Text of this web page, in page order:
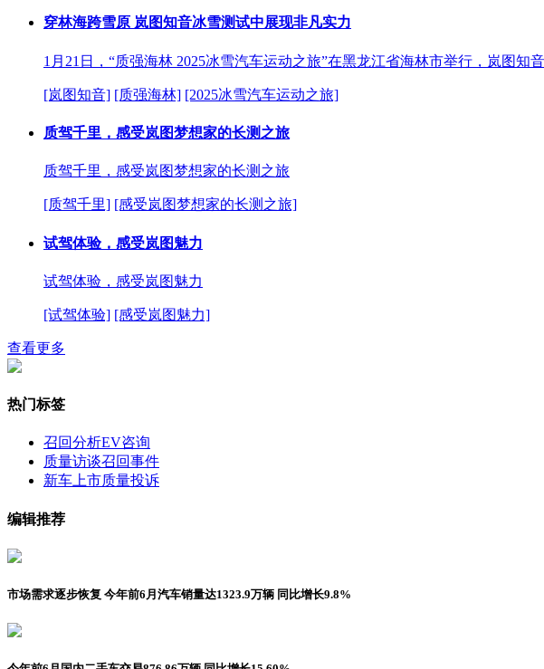
穿林海跨雪原 岚图知音冰雪测试中展现非凡实力
1月21日，“质强海林 2025冰雪汽车运动之旅”在黑龙江省海林市举行，岚图知
[岚图知音] [质强海林] [2025冰雪汽车运动之旅]
质驾千里，感受岚图梦想家的长测之旅
质驾千里，感受岚图梦想家的长测之旅
[质驾千里] [感受岚图梦想家的长测之旅]
试驾体验，感受岚图魅力
试驾体验，感受岚图魅力
[试驾体验] [感受岚图魅力]
查看更多
热门标签
召回分析EV咨询
质量访谈召回事件
新车上市质量投诉
编辑推荐
市场需求逐步恢复 今年前6月汽车销量达1323.9万辆 同比增长9.8%